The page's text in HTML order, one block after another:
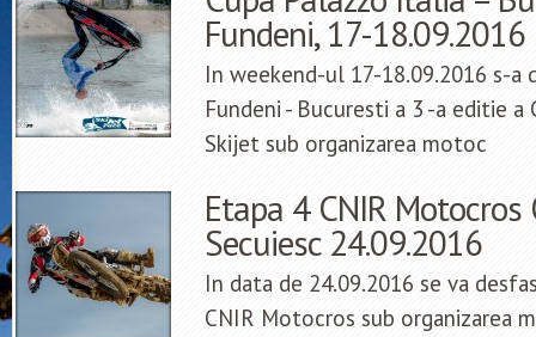
Fundeni, 17-18.09.2016
In weekend-ul 17-18.09.2016 s-a
Fundeni - Bucuresti a 3 -a editie
Skijet sub organizarea motoc
Etapa 4 CNIR
Secuiesc 24.09.2016
In data de 24.09.2016 se va
CNIR Motocros sub organizarea